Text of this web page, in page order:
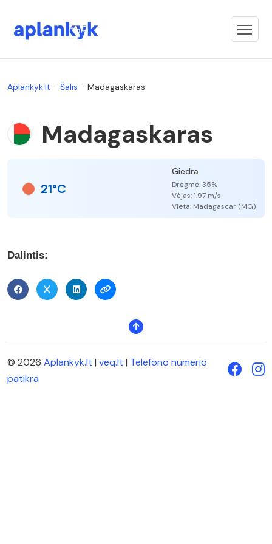
Aplankyk.lt - Šalis - Madagaskaras
Madagaskaras
21°C
Giedra
Drėgmė: 35%
Vėjas: 1.97 m/s
Vieta: Madagascar (MG)
Dalintis:
© 2026 Aplankyk.lt | veq.lt | Telefono numerio
patikra